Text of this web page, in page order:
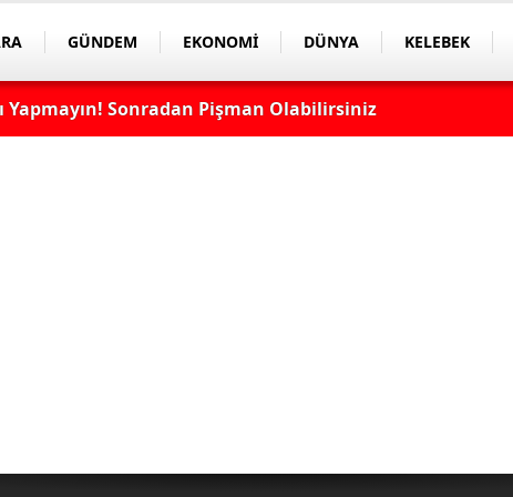
GÜNDEM EKONOMİ DÜNYA KELEBEK
Yapmayın! Sonradan Pişman Olabilirsiniz